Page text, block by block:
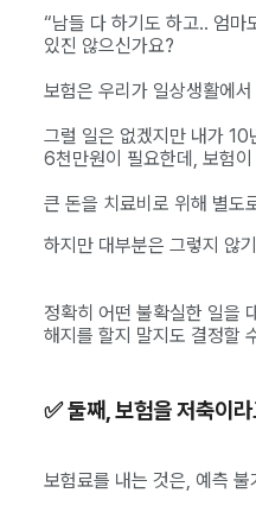
“남들 다 하기도 하고.. 엄
있진 않으신가요?
보험은 우리가 일상생활에
그럴 일은 없겠지만 내가 10
6천만원이 필요한데, 보험
큰 돈을 치료비로 위해 별도
하지만 대부분은 그렇지 않
정확히 어떤 불확실한 일을
해지를 할지 말지도 결정할
✅ 둘째, 보험을 저축이
보험료를 내는 것은, 예측 불